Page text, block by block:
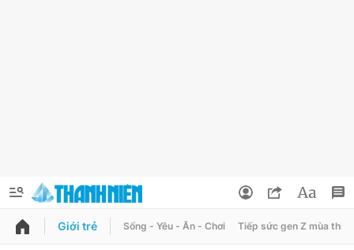
QUẢNG CÁO
Giới trẻ Sống - Yêu - Ăn - Chơi Tiếp sức gen Z mùa thi